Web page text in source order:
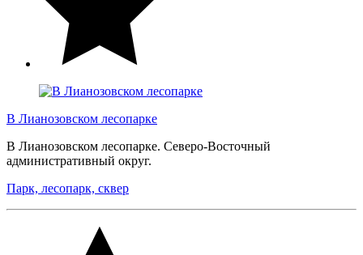
В Лианозовском лесопарке
В Лианозовском лесопарке. Северо-Восточный
административный округ.
Парк, лесопарк, сквер